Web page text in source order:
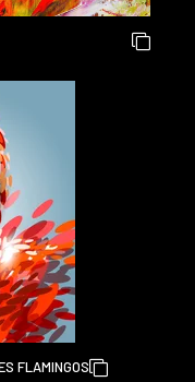
MALEN SIE
FLAMINGOS